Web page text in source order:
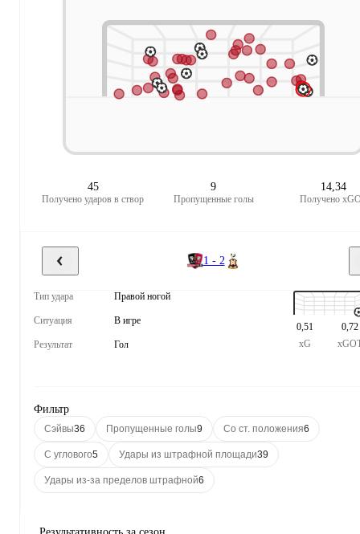
45
Получено ударов в створ
9
Пропущенные голы
14,34
Получено
1 - 2
Тип удара Правой ногой
Ситуация В игре
Результат Гол
0,51
xG
0,72
Фильтр
Сэйвы36 Пропущенные голы9 Со ст. положения6
С углового5 Удары из штрафной площади39
Удары из-за пределов штрафной6
Результативность за сезон